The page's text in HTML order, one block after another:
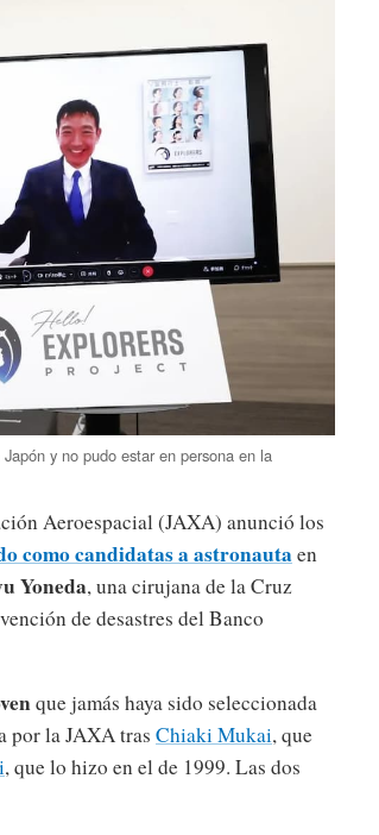
y no pudo estar en persona en la
Aeroespacial (JAXA) anunció los
como candidatas a astronauta en
Yoneda, una cirujana de la Cruz
de desastres del Banco
que jamás haya sido seleccionada
por la JAXA tras Chiaki Mukai, que
, que lo hizo en el de 1999. Las dos